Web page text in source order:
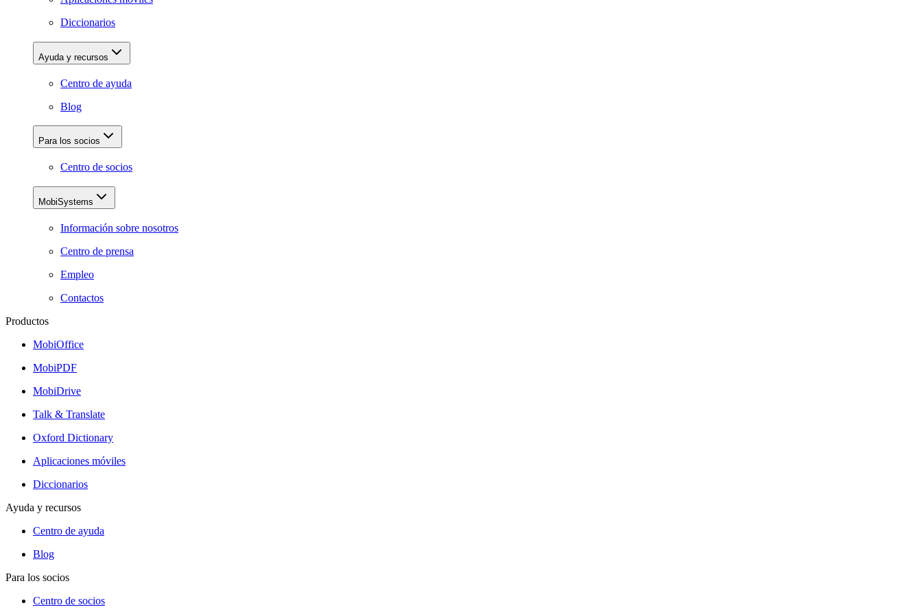
Diccionarios
Ayuda y recursos
Centro de ayuda
Blog
Para los socios
Centro de socios
MobiSystems
Información sobre nosotros
Centro de prensa
Empleo
Contactos
Productos
MobiOffice
MobiPDF
MobiDrive
Talk & Translate
Oxford Dictionary
Aplicaciones móviles
Diccionarios
Ayuda y recursos
Centro de ayuda
Blog
Para los socios
Centro de socios